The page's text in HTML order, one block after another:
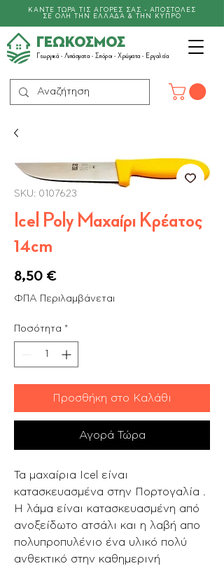
ΚΑΝΤΕ ΤΩΡΑ ΤΙΣ ΑΓΟΡΕΣ ΣΑΣ - ΑΠΟΣΤΟΛΕΣ
ΣΕ ΟΛΗ ΤΗΝ ΕΛΛΑΔΑ & ΤΗΝ ΚΥΠΡΟ
ΓΕΩΚΟΣΜΟΣ
Γεωργικά - Λιπάσματα - Σπόροι - Χρώματα - Εργαλεία
SKU: 0107623
Icel Poly Μαχαίρι Κρέατος
14cm
8,50 €Τιμή
ΦΠΑ Περιλαμβάνεται
Ποσότητα *
Προσθήκη στο Καλάθι
Αγορά Τώρα
Τα μαχαίρια Icel είναι
κατασκευασμένα στην Πορτογαλία .
Η λάμα είναι κατασκευασμένη από
ανοξείδωτο ατσάλι και η λαβή απο
πολυπροπυλένιο ένα υλικό πολύ
ανθεκτικό στην καθημερινή